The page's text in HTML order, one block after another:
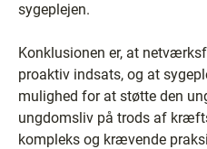
sygeplejen.
Konklusionen er, at
proaktiv indsats, og at
mulighed for at støtte den
ungdomsliv på trods af
kompleks og krævende